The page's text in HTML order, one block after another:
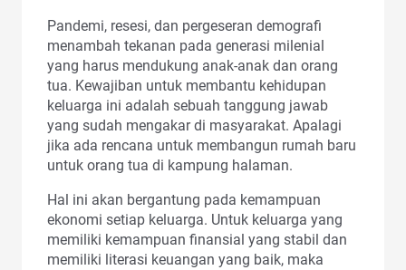
Pandemi, resesi, dan pergeseran demografi
menambah tekanan pada generasi milenial
yang harus mendukung anak-anak dan orang
tua. Kewajiban untuk membantu kehidupan
keluarga ini adalah sebuah tanggung jawab
yang sudah mengakar di masyarakat. Apalagi
jika ada rencana untuk membangun rumah baru
untuk orang tua di kampung halaman.
Hal ini akan bergantung pada kemampuan
ekonomi setiap keluarga. Untuk keluarga yang
memiliki kemampuan finansial yang stabil dan
memiliki literasi keuangan yang baik, maka